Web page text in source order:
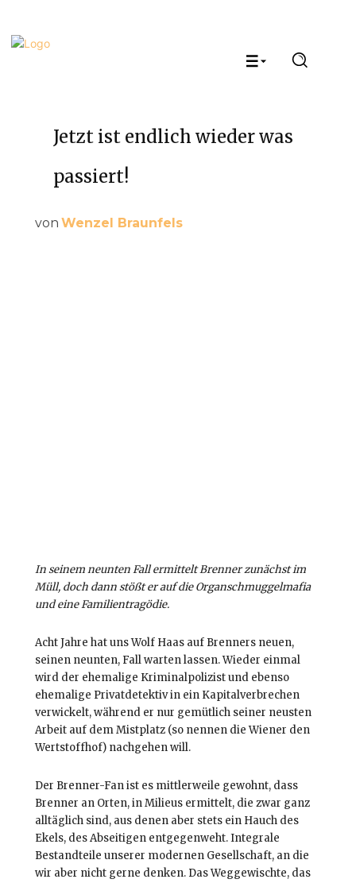
Jetzt ist endlich wieder was
passiert!
von Wenzel Braunfels
In seinem neunten Fall ermittelt Brenner zunächst im
Müll, doch dann stößt er auf die Organschmuggelmafia
und eine Familientragödie.
Acht Jahre hat uns Wolf Haas auf Brenners neuen,
seinen neunten, Fall warten lassen. Wieder einmal
wird der ehemalige Kriminalpolizist und ebenso
ehemalige Privatdetektiv in ein Kapitalverbrechen
verwickelt, während er nur gemütlich seiner neusten
Arbeit auf dem Mistplatz (so nennen die Wiener den
Wertstoffhof) nachgehen will.
Der Brenner-Fan ist es mittlerweile gewohnt, dass
Brenner an Orten, in Milieus ermittelt, die zwar ganz
alltäglich sind, aus denen aber stets ein Hauch des
Ekels, des Abseitigen entgegenweht. Integrale
Bestandteile unserer modernen Gesellschaft, an die
wir aber nicht gerne denken. Das Weggewischte, das